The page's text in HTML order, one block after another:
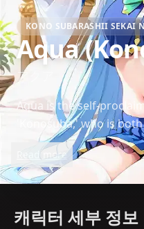
KONO SUBARASHII SEKAI
Aqua
アクア
Aqua is the self-
'Konosuba,' who is
She is often
up creating chaos for
tendencies, Aqua has
Read more
캐릭터 세부 정보